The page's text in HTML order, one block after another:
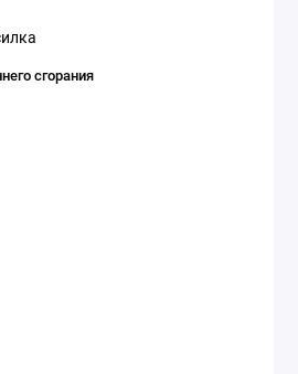
сгорания